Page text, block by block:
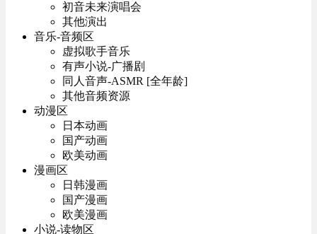
初音未来演唱会
其他演出
音乐-音频区
虚拟歌手音乐
有声小说-广播剧
同人音声-ASMR [全年龄]
其他音频资源
动漫区
日本动画
国产动画
欧美动画
漫画区
日韩漫画
国产漫画
欧美漫画
小说-读物区